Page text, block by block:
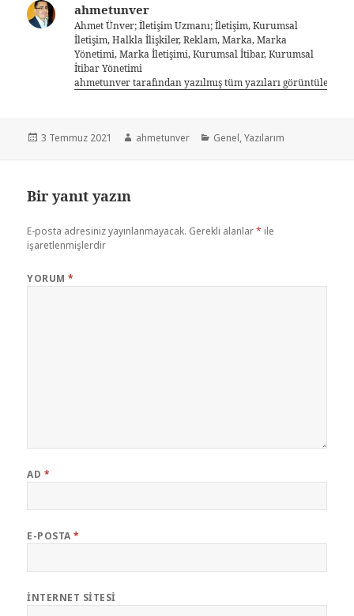
ahmetunver
Ahmet Ünver; İletişim Uzmanı; İletişim, Kurumsal
İletişim, Halkla İlişkiler, Reklam, Marka, Marka
Yönetimi, Marka İletişimi, Kurumsal İtibar, Kurumsal
İtibar Yönetimi
ahmetunver tarafından yazılmış tüm yazıları görüntüle
3 Temmuz 2021 ahmetunver Genel,Yazılarım
Bir yanıt yazın
E-posta adresiniz yayınlanmayacak. Gerekli alanlar* ile
işaretlenmişlerdir
YORUM*
AD *
E-POSTA*
İNTERNET SITESI